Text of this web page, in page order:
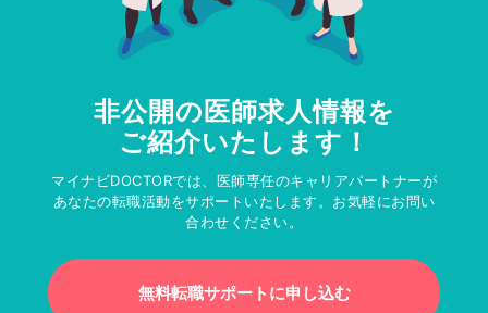
非公開の医師求人情報を
ご紹介いたします！
マイナビDOCTORでは、医師専任のキャリアパートナーが
あなたの転職活動をサポートいたします。お気軽にお問い
合わせください。
無料転職サポートに申し込む